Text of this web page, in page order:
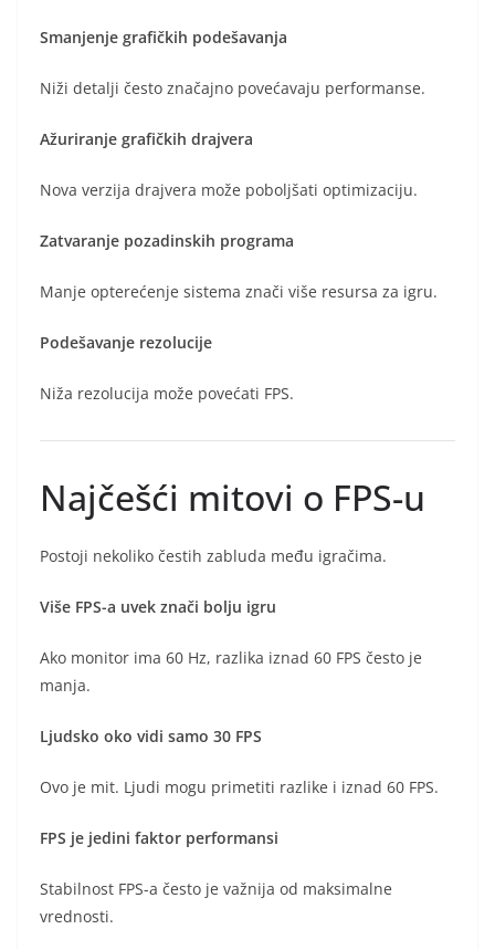
Smanjenje grafičkih podešavanja
Niži detalji često značajno povećavaju performanse.
Ažuriranje grafičkih drajvera
Nova verzija drajvera može poboljšati optimizaciju.
Zatvaranje pozadinskih programa
Manje opterećenje sistema znači više resursa za igru.
Podešavanje rezolucije
Niža rezolucija može povećati FPS.
Najčešći mitovi o FPS-u
Postoji nekoliko čestih zabluda među igračima.
Više FPS-a uvek znači bolju igru
Ako monitor ima 60 Hz, razlika iznad 60 FPS često je
manja.
Ljudsko oko vidi samo 30 FPS
Ovo je mit. Ljudi mogu primetiti razlike i iznad 60 FPS.
FPS je jedini faktor performansi
Stabilnost FPS-a često je važnija od maksimalne
vrednosti.